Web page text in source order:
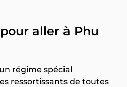
aller à Phu
régime spécial
ressortissants de toutes